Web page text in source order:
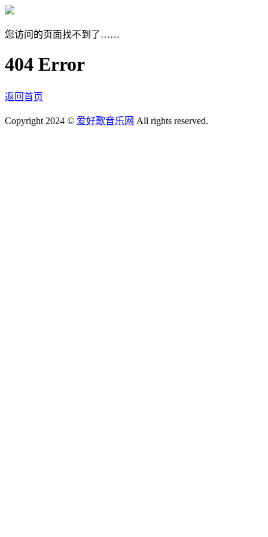
您访问的页面找不到了……
404 Error
返回首页
Copyright 2024 © 爱好歌音乐网 All rights reserved.